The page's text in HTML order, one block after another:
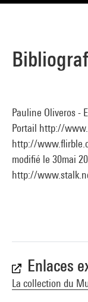
Pauline Oliveros -
Portail http://
http://
modifié le 30mai
http://
Enlaces
La collection du